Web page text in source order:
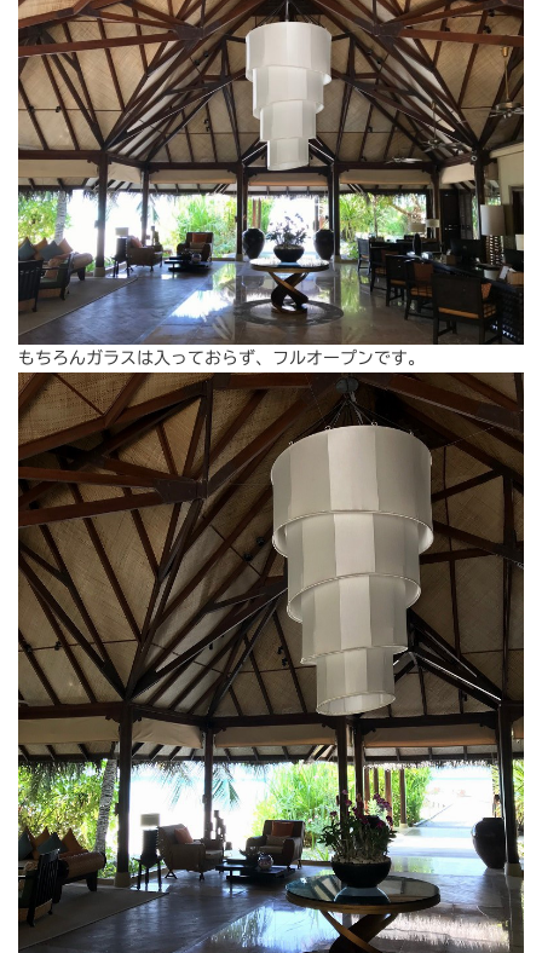
もちろんガラスは入っておらず、フルオープンです。